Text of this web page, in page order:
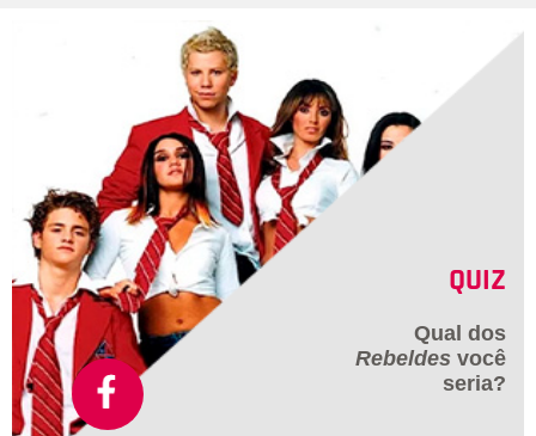
QUIZ
Qual dos
Rebeldes você
seria?